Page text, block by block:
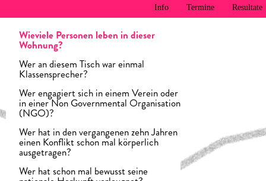
Info Termine Resultate